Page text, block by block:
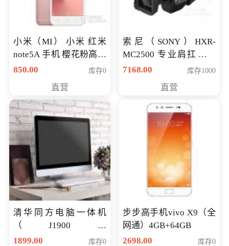
小米（MI） 小米 红米
note5A 手机 樱花粉高配
版 全网通(3G+32G)
850.00 库存0
直营
索尼（SONY）HXR-
MC2500 专业肩扛式存
储卡全高清摄录一体机
清入门级摄像机
7168.00 库存1000
直营
清华同方电脑一体机
（J1900四
核/4G/120G0.8CM厚度
1899.00 库存0
步步高手机vivo X9（全
网通）4GB+64GB
2698.00
库存0